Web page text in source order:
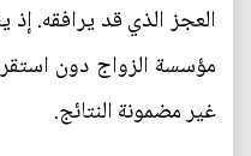
العجز الذي قد يرافقه. إذ
مؤسسة الزواج دون
غير مضمونة النتائج.